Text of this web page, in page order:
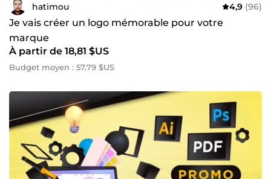
hatimou 4,9 (96)
Je vais créer un logo mémorable pour votre
marque
À partir de 18,81 $US
Budget moyen : 57,79 $US